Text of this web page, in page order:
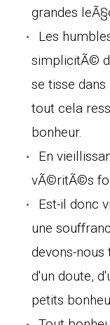
grandes
Les
simplicitÃ©
se tisse
tout cela
bonheur.
En
vÃ©ritÃ©s
Est-il donc
une
devons-nous
d'un doute,
petits